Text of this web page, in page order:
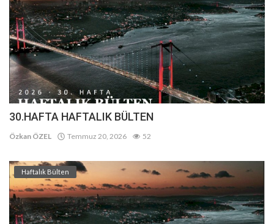
30.HAFTA HAFTALIK BÜLTEN
Özkan ÖZEL Temmuz 20, 2026 52
Haftalık Bülten